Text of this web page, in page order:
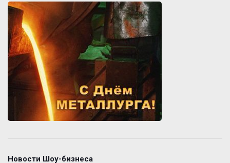
Новости Шоу-бизнеса